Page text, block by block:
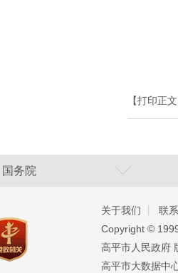
【打印正
国务院
关于我们
联
Copyright ©️
高平市人民政府
高平市大数据